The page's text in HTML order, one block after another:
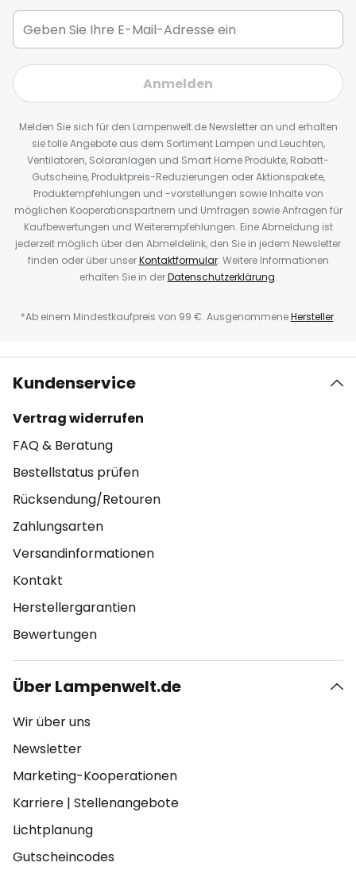
Anmelden
Melden Sie sich für den Lampenwelt.de Newsletter an und erhalten
sie tolle Angebote aus dem Sortiment Lampen und Leuchten,
Ventilatoren, Solaranlagen und Smart Home Produkte, Rabatt-
Gutscheine, Produktpreis-Reduzierungen oder Aktionspakete,
Produktempfehlungen und -vorstellungen sowie Inhalte von
möglichen Kooperationspartnern und Umfragen sowie Anfragen für
Kaufbewertungen und Weiterempfehlungen. Eine Abmeldung ist
jederzeit möglich über den Abmeldelink, den Sie in jedem Newsletter
finden oder über unserKontaktformular. Weitere Informationen
erhalten Sie in derDatenschutzerklärung.
*Ab einem Mindestkaufpreis von 99 €. AusgenommeneHersteller.
Kundenservice
Vertrag widerrufen
FAQ & Beratung
Bestellstatus prüfen
Rücksendung/Retouren
Zahlungsarten
Versandinformationen
Kontakt
Herstellergarantien
Bewertungen
Über Lampenwelt.de
Wir über uns
Newsletter
Marketing-Kooperationen
Karriere | Stellenangebote
Lichtplanung
Gutscheincodes